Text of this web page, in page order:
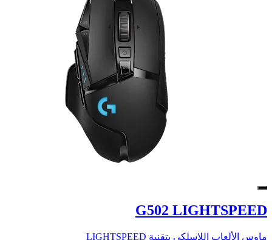
G502 LIGHTSPEED
ماوس الألعاب اللاسلكي بتقنية LIGHTSPEED